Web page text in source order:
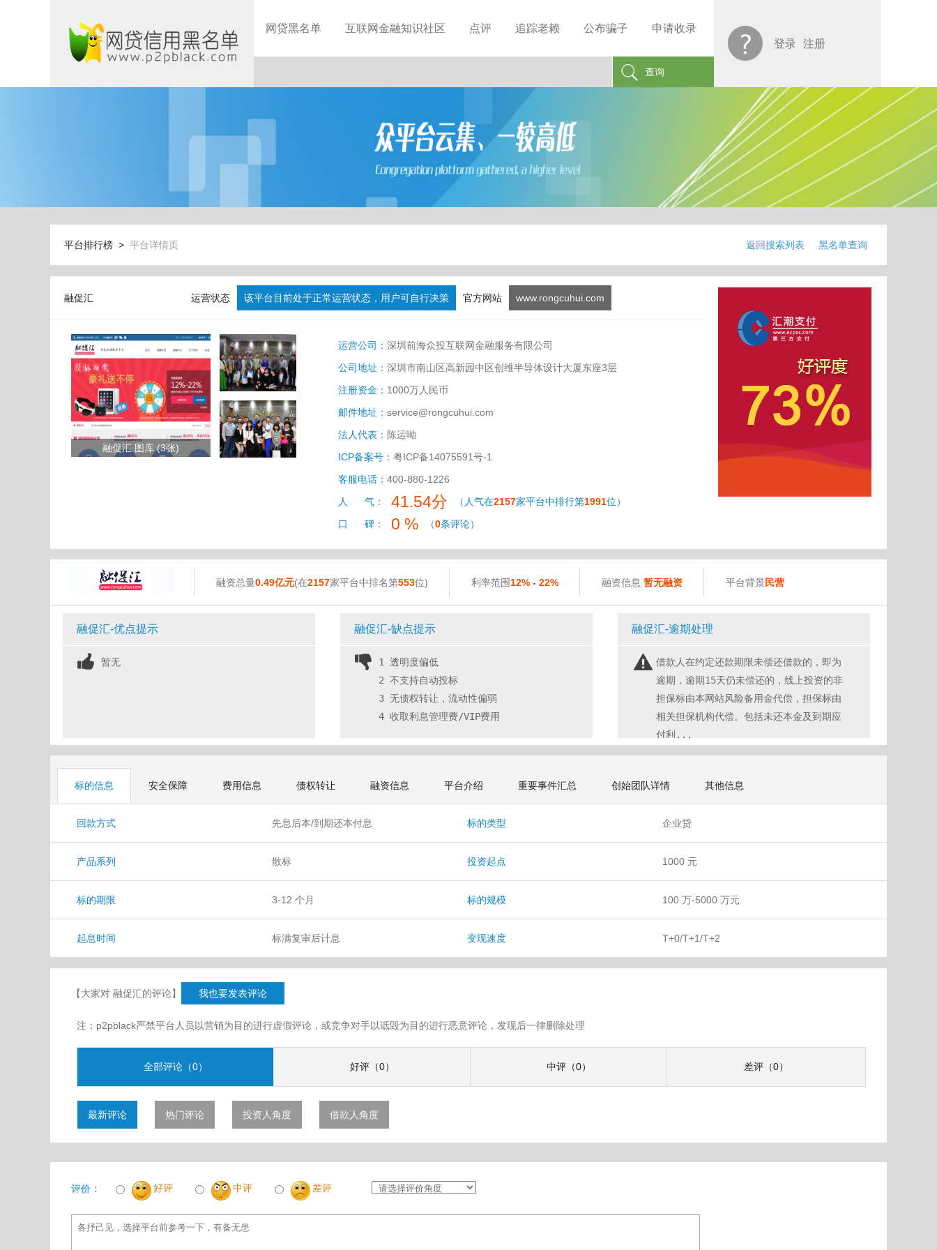
网贷黑名单 互联网金融知识社区 点评 追踪老赖 公布骗子 申请收录
查询
登录 注册
平台排行榜 > 平台详情页 返回搜索列表 黑名单查询
融促汇 运营状态 该平台目前处于正常运营状态，用户可自行决策 官方网站 www.rongcuhui.com
融促汇 图库 (3张)
运营公司： 深圳前海众投互联网金融服务有限公司
公司地址： 深圳市南山区高新园中区创维半导体设计大厦东座3层
注册资金： 1000万人民币
邮件地址： service@rongcuhui.com
法人代表： 陈运呦
ICP备案号： 粤ICP备14075591号-1
客服电话： 400-880-1226
人 气：
41.54分 （人气在2157家平台中排行第1991位）
口 碑：
0 % （0条评论）
融资总量0.49亿元(在2157家平台中排名第553位) 利率范围12% - 22% 融资信息 暂无融资 平台背景民营
融促汇-优点提示
暂无
融促汇-缺点提示
1 透明度偏低
2 不支持自动投标
3 无债权转让，流动性偏弱
4 收取利息管理费/VIP费用
融促汇-逾期处理
借款人在约定还款期限未偿还借款的，即为
逾期，逾期15天仍未偿还的，线上投资的非
担保标由本网站风险备用金代偿，担保标由
相关担保机构代偿。包括未还本金及到期应
付利...
标的信息 安全保障 费用信息 债权转让 融资信息 平台介绍 重要事件汇总 创始团队详情 其他信息
回款方式 先息后本/到期还本付息 标的类型 企业贷
产品系列 散标 投资起点 1000 元
标的期限 3-12 个月 标的规模 100 万-5000 万元
起息时间 标满复审后计息 变现速度 T+0/T+1/T+2
【大家对 融促汇的评论】 我也要发表评论
注：p2pblack严禁平台人员以营销为目的进行虚假评论，或竞争对手以诋毁为目的进行恶意评论，发现后一律删除处理
全部评论（0） 好评（0） 中评（0） 差评（0）
最新评论 热门评论 投资人角度 借款人角度
评价： 好评 中评 差评